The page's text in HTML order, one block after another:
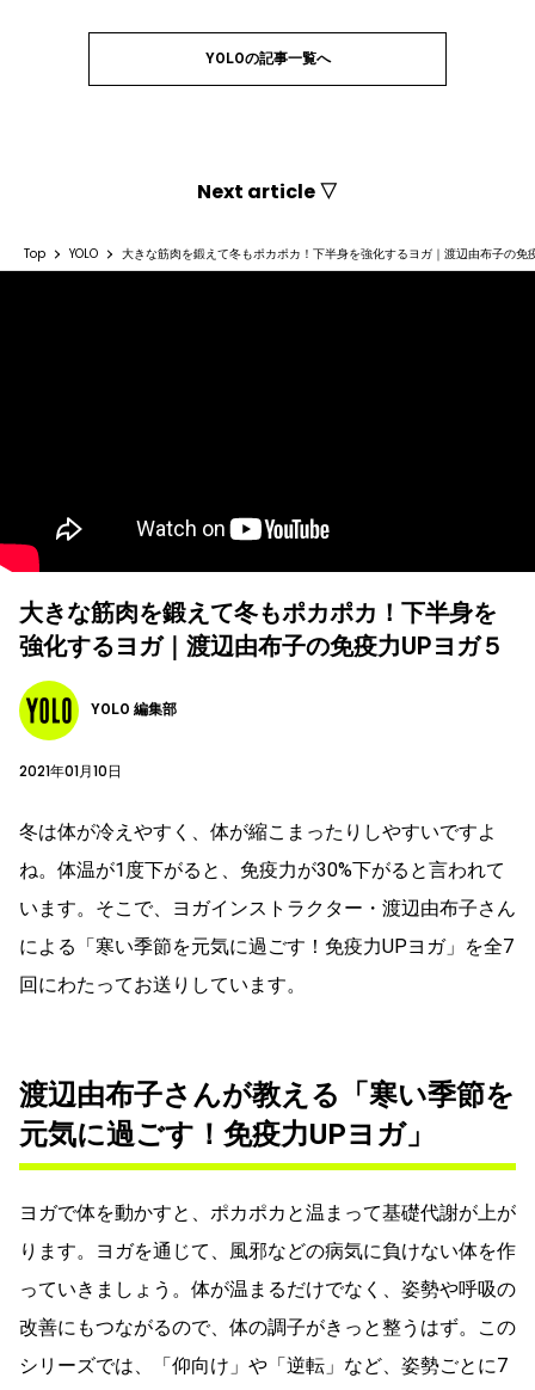
YOLOの記事一覧へ
Next article ▽
Top YOLO 大きな筋肉を鍛えて冬もポカポカ！下半身を強化するヨガ｜渡辺由布子の免
大きな筋肉を鍛えて冬もポカポカ！下半身を
強化するヨガ｜渡辺由布子の免疫力UPヨガ５
YOLO 編集部
2021年01月10日
冬は体が冷えやすく、体が縮こまったりしやすいですよ
ね。体温が1度下がると、免疫力が30%下がると言われて
います。そこで、ヨガインストラクター・渡辺由布子さん
による「寒い季節を元気に過ごす！免疫力UPヨガ」を全7
回にわたってお送りしています。
渡辺由布子さんが教える「寒い季節を
元気に過ごす！免疫力UPヨガ」
ヨガで体を動かすと、ポカポカと温まって基礎代謝が上が
ります。ヨガを通じて、風邪などの病気に負けない体を作
っていきましょう。体が温まるだけでなく、姿勢や呼吸の
改善にもつながるので、体の調子がきっと整うはず。この
シリーズでは、「仰向け」や「逆転」など、姿勢ごとに7